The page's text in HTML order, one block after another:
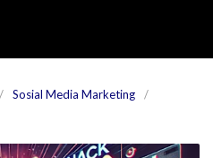
Sosial Media Marketing